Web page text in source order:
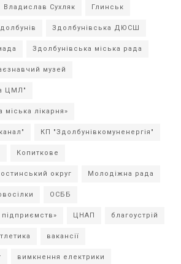
Владислав Сухляк Глинськ
Здолбунівська ДЮСШ
Здолбунівська міська рада
музей
ЦМЛ"
міська лікарня»
КП "Здолбунівкомуненергія"
Копиткове
округ Молодіжна рада
ОСББ
ЦНАП благоустрій
вакансії
вимкнення електрики